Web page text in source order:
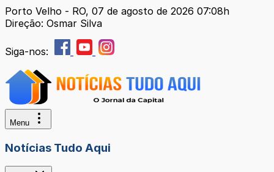
Porto Velho - RO, 07 de agosto de 2026 07:08h
Direção: Osmar Silva
Siga-nos:
Menu
Notícias Tudo Aqui